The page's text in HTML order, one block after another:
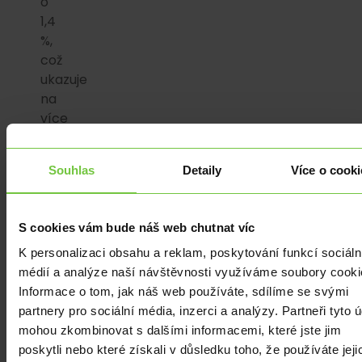
Souhlas Detaily Více o
S cookies vám bude náš web chutnat víc
K personalizaci obsahu a reklam, poskytování funkcí
médií a analýze naší návštěvnosti využíváme soubory
Informace o tom, jak náš web používáte, sdílíme se svými
partnery pro sociální média, inzerci a analýzy. Partneři tyto
mohou zkombinovat s dalšími informacemi, které jste jim
poskytli nebo které získali v důsledku toho, že používáte
1,4
%,
což
ukazuje
na
více
očekávání
spotřebitelů.
výdaje
vzrostly
o
4,4
%.
U